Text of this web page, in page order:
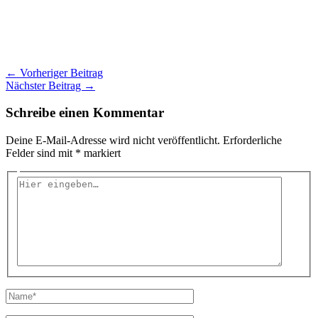
← Vorheriger Beitrag
Nächster Beitrag →
Schreibe einen Kommentar
Deine E-Mail-Adresse wird nicht veröffentlicht. Erforderliche
Felder sind mit * markiert
Hier
Name*